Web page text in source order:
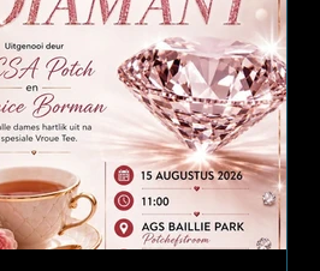
days. We checked in on major
gatherings, investigated critical
water leaks alongside local
took a sneak peek behind